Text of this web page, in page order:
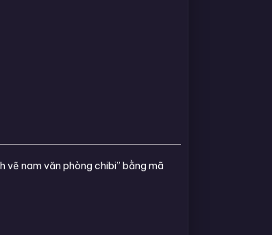
vẽ nam văn phòng chibi” bằng mã